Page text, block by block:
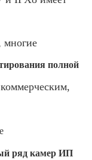
многие
полной
ряд камер ИП